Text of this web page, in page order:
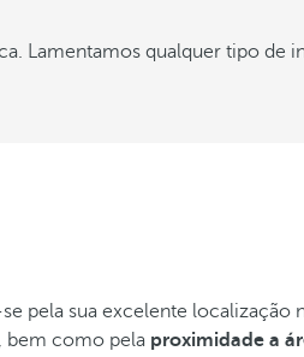
Lamentamos qualquer tipo de
pela sua excelente localização
bem como pela proximidade a